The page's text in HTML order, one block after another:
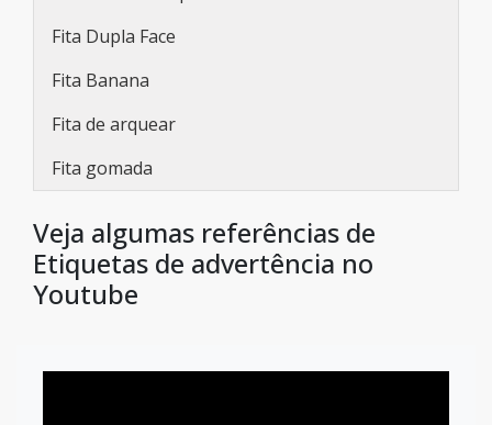
Fita Dupla Face
Fita Banana
Fita de arquear
Fita gomada
Veja algumas referências de
Etiquetas de advertência no
Youtube